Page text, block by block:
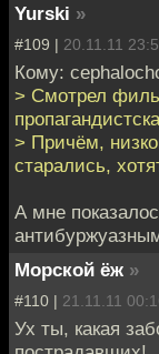
Yurski »
#109 | 20.11.11
Кому:
> Смотрел
> Причём,
старались,
А мне
Морской ёж »
#110 | 21.11.11
Ух ты, какая